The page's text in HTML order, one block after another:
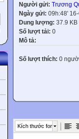
Người gửi: Trương
Ngày gửi: 09h:48'
Dung lượng: 37.9 KB
Số lượt tải: 0
Mô tả:
Số lượt thích: 0
Kích thước font